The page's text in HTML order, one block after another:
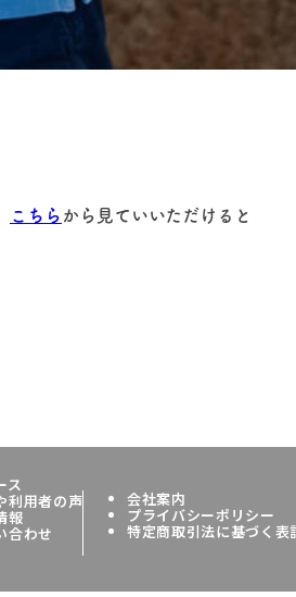
こちら から見ていいただけると
ス
利用者の声
報
合わせ
会社案内
プライバシーポリシー
特定商取引法に基づく表
All rights reserved by Your Field